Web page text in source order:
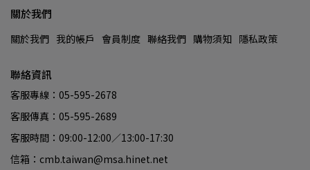
關於我們
關於我們 我的帳戶 會員制度 聯絡我們 購物須知 隱私政策
聯絡資訊
客服專線：05-595-2678
客服傳真：05-595-2689
客服時間：09:00-12:00／13:00-17:30
信箱：cmb.taiwan@msa.hinet.net